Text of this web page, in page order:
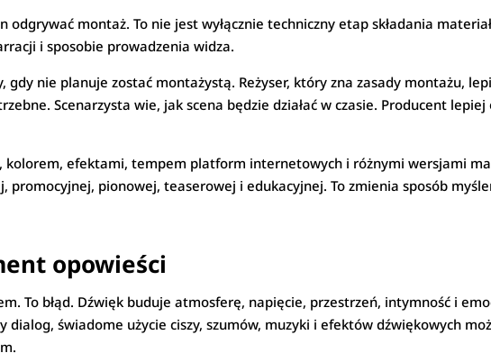
montaż. To nie jest wyłącznie techniczny etap składania
i sposobie prowadzenia widza.
nie planuje zostać montażystą. Reżyser, który zna zasady montażu,
Scenarzysta wie, jak scena będzie działać w czasie. Producent lepiej
kolorem, efektami, tempem platform internetowych i różnymi wersjami
pionowej, teaserowej i edukacyjnej. To zmienia sposób
opowieści
To błąd. Dźwięk buduje atmosferę, napięcie, przestrzeń, intymność i
dialog, świadome użycie ciszy, szumów, muzyki i efektów dźwiękowych